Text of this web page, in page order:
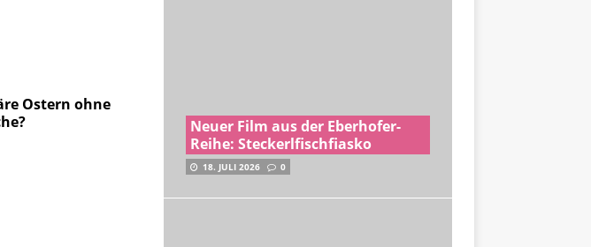
Ostern ohne
Neuer Film aus der Eberhofer-
Reihe: Steckerlfischfiasko
18. JULI 2026 0